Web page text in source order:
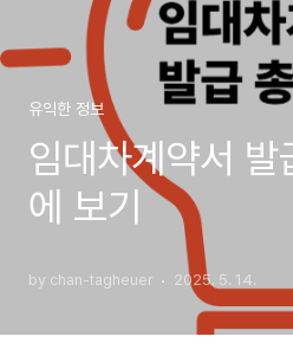
유익한 정보
임대차계약서 발
에 보기
by chan-tagheuer 2025. 5. 14.